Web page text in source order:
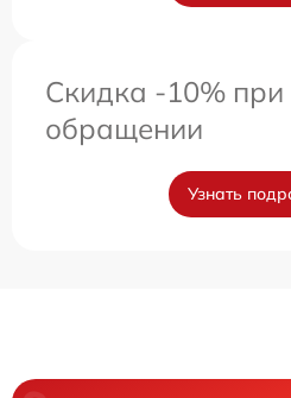
Скидка -10%
обращении
Узнать